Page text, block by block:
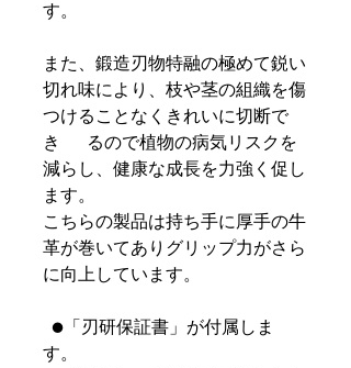
す。
また、鍛造刃物特融の極めて鋭い
切れ味により、枝や茎の組織を傷
つけることなくきれいに切断で
き るので植物の病気リスクを
減らし、健康な成長を力強く促し
ます。
こちらの製品は持ち手に厚手の牛
革が巻いてありグリップ力がさら
に向上しています。
●「刃研保証書」が付属しま
す。